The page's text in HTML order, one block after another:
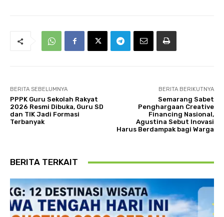
BERITA SEBELUMNYA
PPPK Guru Sekolah Rakyat
2026 Resmi Dibuka, Guru SD
dan TIK Jadi Formasi
Terbanyak
BERITA BERIKUTNYA
Semarang Sabet
Penghargaan Creative
Financing Nasional,
Agustina Sebut Inovasi
Harus Berdampak bagi Warga
BERITA TERKAIT